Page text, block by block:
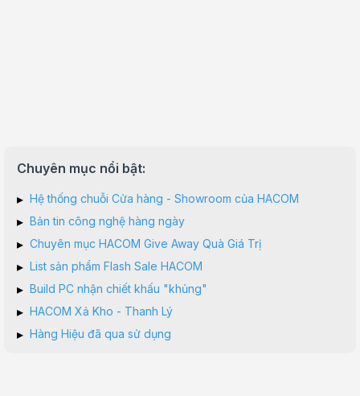
Chuyên mục nổi bật:
▸ Hệ thống chuỗi Cửa hàng - Showroom của HACOM
▸ Bản tin công nghệ hàng ngày
▸ Chuyên mục HACOM Give Away Quà Giá Trị
▸ List sản phẩm Flash Sale HACOM
▸ Build PC nhận chiết khấu "khủng"
▸ HACOM Xả Kho - Thanh Lý
▸ Hàng Hiệu đã qua sử dụng